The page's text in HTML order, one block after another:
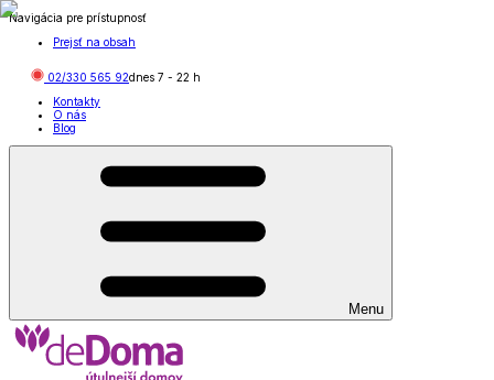
Navigácia pre prístupnosť
Prejsť na obsah
02/330 565 92dnes 7 - 22 h
Kontakty
O nás
Blog
Menu